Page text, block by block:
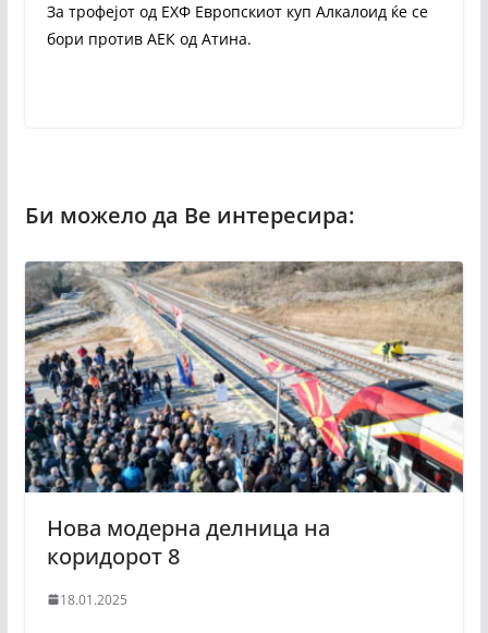
За трофејот од ЕХФ Европскиот куп Алкалоид ќе се
бори против АЕК од Атина.
Нова модерна делница на
коридорот 8
18.01.2025